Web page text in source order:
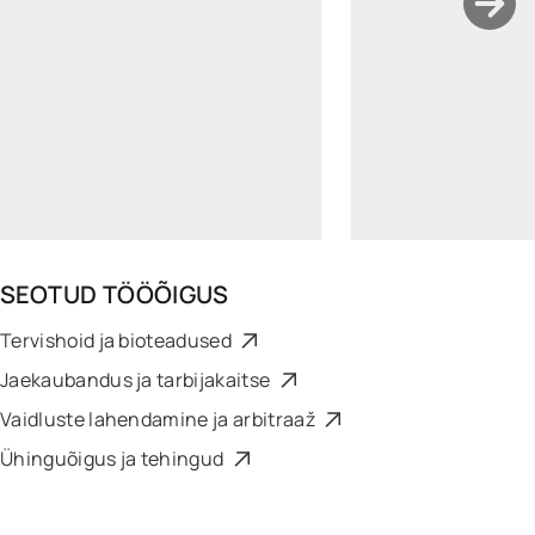
SEOTUD TÖÖÕIGUS
Tervishoid ja bioteadused
Jaekaubandus ja tarbijakaitse
Vaidluste lahendamine ja arbitraaž
Ühinguõigus ja tehingud